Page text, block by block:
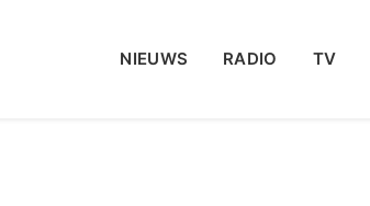
NIEUWS RADIO TV